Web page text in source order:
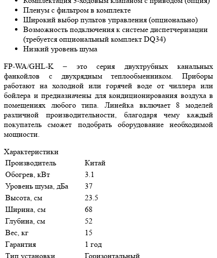
Пленум с фильтром в комплекте
Широкий выбор пультов управления (опционально)
Возможность подключения к системе диспетчеризации
(требуется опциональный комплект DQ34)
Низкий уровень шума
FP-WA/GHL-K – это серия двухтрубных канальных
фанкойлов с двухрядным теплообменником. Приборы
работают на холодной или горячей воде от чиллера или
бойлера и предназначены для кондиционирования воздуха в
помещениях любого типа. Линейка включает 8 моделей
различной производительности, благодаря чему каждый
покупатель сможет подобрать оборудование необходимой
мощности.
Характеристики
Производитель
Китай
Обогрев, кВт
3.1
Уровень шума, дБа
37
Высота, см
23.5
Ширина, см
68
Глубина, см
52
Вес, кг
15
Гарантия
1 год
Тип установки
Горизонтальный